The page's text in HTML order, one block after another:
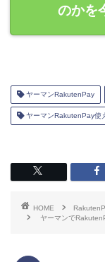
のかを
ヤーマンRakutenPay
ヤーマンRakutenPay使
HOME
ヤーマンで